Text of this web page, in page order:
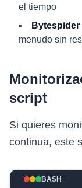
el tiempo
Bytespider
menudo sin
script
Si quieres
continua, este
BASH